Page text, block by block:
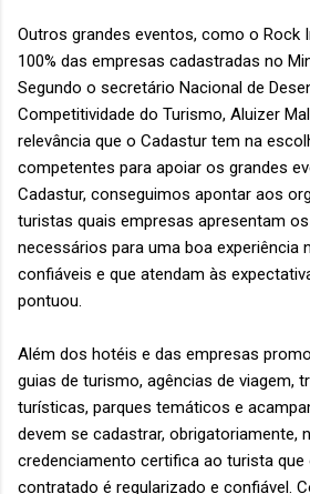
Outros grandes eventos, como o Rock
100% das empresas cadastradas no
Segundo o secretário Nacional de
Competitividade do Turismo, Aluizer
relevância que o Cadastur tem na
competentes para apoiar os grandes
Cadastur, conseguimos apontar aos
turistas quais empresas apresentam
necessários para uma boa experiência
confiáveis e que atendam às
pontuou.
Além dos hotéis e das empresas
guias de turismo, agências de viagem,
turísticas, parques temáticos e
devem se cadastrar, obrigatoriamente,
credenciamento certifica ao turista que
contratado é regularizado e confiável.